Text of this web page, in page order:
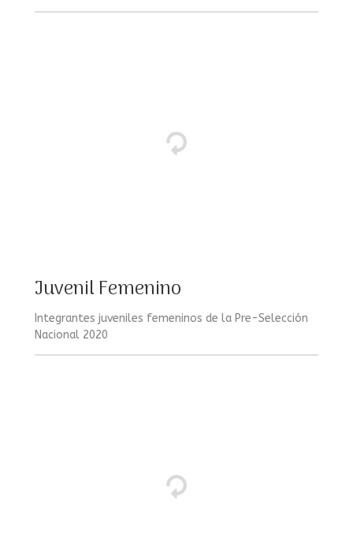
Juvenil Femenino
Integrantes juveniles femeninos de la Pre-Selección
Nacional 2020